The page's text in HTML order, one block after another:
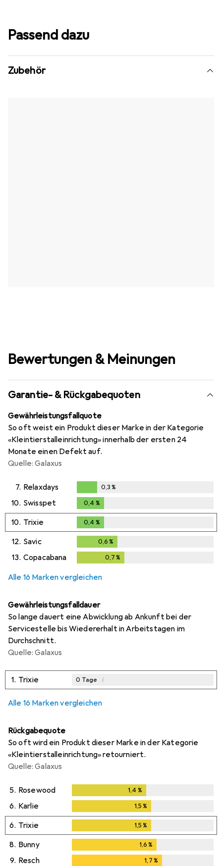
Passend dazu
Zubehör
Bewertungen & Meinungen
Garantie- & Rückgabequoten
Gewährleistungsfallquote
So oft weist ein Produkt dieser Marke in der Kategorie
«Kleintierstalleinrichtung» innerhalb der ersten 24
Monate einen Defekt auf.
Quelle: Galaxus
7. Relaxdays
0,3%
0,3%
10. Swisspet 0,4 %
10. Trixie 0,4 %
12. Savic 0,6 %
13. Copacabana 0,7 %
Alle 16 Marken vergleichen
Gewährleistungsfalldauer
So lange dauert eine Abwicklung ab Ankunft bei der
Servicestelle bis Wiedererhalt in Arbeitstagen im
Durchschnitt.
Quelle: Galaxus
1. Trixie 0 Tage i
Alle 16 Marken vergleichen
Rückgabequote
So oft wird ein Produkt dieser Marke in der Kategorie
«Kleintierstalleinrichtung» retourniert.
Quelle: Galaxus
5. Rosewood 1,4 %
6. Karlie 1,5%
6. Trixie 1,5%
8. Bunny 1,6%
9. Resch 1,7%